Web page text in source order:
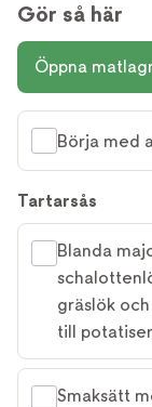
Gör så här
Öppna
Börja med
Tartarsås
Blanda
gräslök
till
Smaksätt